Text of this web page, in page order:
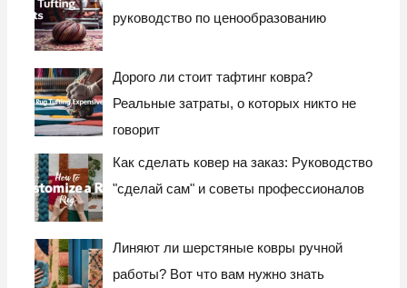
руководство по ценообразованию
Дорого ли стоит тафтинг ковра?
Реальные затраты, о которых никто не
говорит
Как сделать ковер на заказ: Руководство
"сделай сам" и советы профессионалов
Линяют ли шерстяные ковры ручной
работы? Вот что вам нужно знать